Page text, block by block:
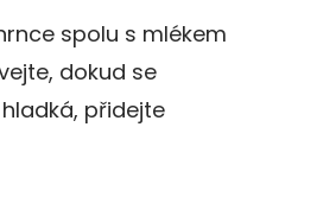
spolu s mlékem
dokud se
přidejte